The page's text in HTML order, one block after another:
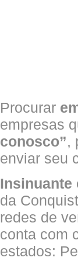
Procurar
empresas
conosco”,
enviar seu
Insinuante
da
redes de
conta com
estados: